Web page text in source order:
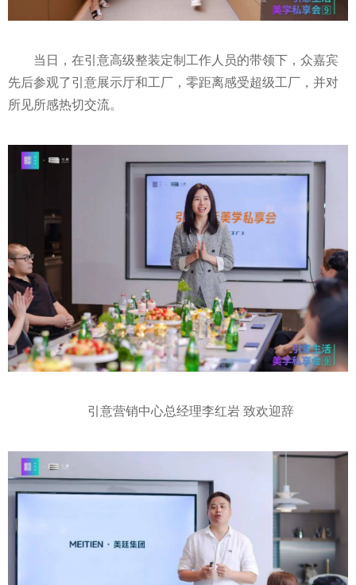
当日，在引意高级整装定制工作人员的带领下，众嘉宾
先后参观了引意展示厅和工厂，零距离感受超级工厂，并对
所见所感热切交流。
引意营销中心总经理李红岩 致欢迎辞